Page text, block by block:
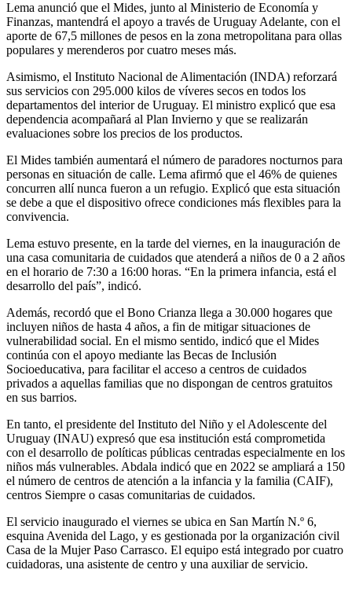
Lema anunció que el Mides, junto al Ministerio de Economía y
Finanzas, mantendrá el apoyo a través de Uruguay Adelante, con el
aporte de 67,5 millones de pesos en la zona metropolitana para ollas
populares y merenderos por cuatro meses más.
Asimismo, el Instituto Nacional de Alimentación (INDA) reforzará
sus servicios con 295.000 kilos de víveres secos en todos los
departamentos del interior de Uruguay. El ministro explicó que esa
dependencia acompañará al Plan Invierno y que se realizarán
evaluaciones sobre los precios de los productos.
El Mides también aumentará el número de paradores nocturnos para
personas en situación de calle. Lema afirmó que el 46% de quienes
concurren allí nunca fueron a un refugio. Explicó que esta situación
se debe a que el dispositivo ofrece condiciones más flexibles para la
convivencia.
Lema estuvo presente, en la tarde del viernes, en la inauguración de
una casa comunitaria de cuidados que atenderá a niños de 0 a 2 años
en el horario de 7:30 a 16:00 horas. “En la primera infancia, está el
desarrollo del país”, indicó.
Además, recordó que el Bono Crianza llega a 30.000 hogares que
incluyen niños de hasta 4 años, a fin de mitigar situaciones de
vulnerabilidad social. En el mismo sentido, indicó que el Mides
continúa con el apoyo mediante las Becas de Inclusión
Socioeducativa, para facilitar el acceso a centros de cuidados
privados a aquellas familias que no dispongan de centros gratuitos
en sus barrios.
En tanto, el presidente del Instituto del Niño y el Adolescente del
Uruguay (INAU) expresó que esa institución está comprometida
con el desarrollo de políticas públicas centradas especialmente en los
niños más vulnerables. Abdala indicó que en 2022 se ampliará a 150
el número de centros de atención a la infancia y la familia (CAIF),
centros Siempre o casas comunitarias de cuidados.
El servicio inaugurado el viernes se ubica en San Martín N.º 6,
esquina Avenida del Lago, y es gestionada por la organización civil
Casa de la Mujer Paso Carrasco. El equipo está integrado por cuatro
cuidadoras, una asistente de centro y una auxiliar de servicio.